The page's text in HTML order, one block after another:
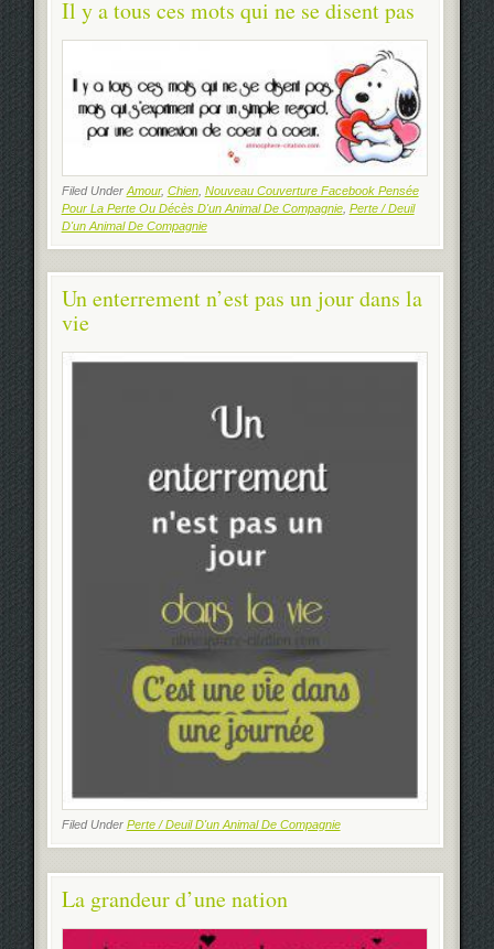
Il y a tous ces mots qui ne se disent pas
Filed Under Amour, Chien, Nouveau Couverture Facebook Pensée
Pour La Perte Ou Décès D'un Animal De Compagnie, Perte / Deuil
D'un Animal De Compagnie
Un enterrement n’est pas un jour dans la
vie
Filed Under Perte / Deuil D'un Animal De Compagnie
La grandeur d’une nation